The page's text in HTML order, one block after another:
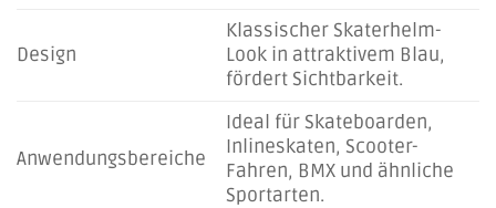
Design
Klassischer Skaterhelm-
Look in attraktivem Blau,
fördert Sichtbarkeit.
Anwendungsbereiche
Ideal für Skateboarden,
Inlineskaten, Scooter-
Fahren, BMX und ähnliche
Sportarten.